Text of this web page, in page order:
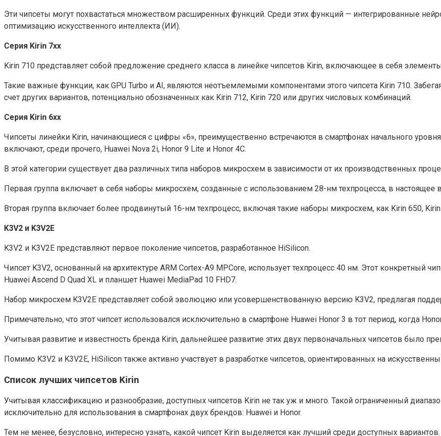
Эти чипсеты могут похвастаться множеством расширенных функций. Среди этих функций — интегрированные
оптимизацию искусственного интеллекта (ИИ).
Серия Kirin 7xx
Kirin 710 представляет собой предложение среднего класса в линейке чипсетов Kirin, включающее в себя
Такие важные функции, как GPU Turbo и AI, являются неотъемлемыми компонентами этого чипсета Kirin 710.
счет других вариантов, потенциально обозначенных как Kirin 712, Kirin 720 или других числовых комбинаций.
Серия Kirin 6xx
Чипсеты линейки Kirin, начинающиеся с цифры «6», преимущественно встречаются в смартфонах начального
включают, среди прочего, Huawei Nova 2i, Honor 9 Lite и Honor 4C.
В этой категории существует два различных типа наборов микросхем в зависимости от их производственных
Первая группа включает в себя наборы микросхем, созданные с использованием 28-нм техпроцесса, в настоящее
Вторая группа включает более продвинутый 16-нм техпроцесс, включая такие наборы микросхем, как Kirin 650,
K3V2 и K3V2E
K3V2 и K3V2E представляют первое поколение чипсетов, разработанное HiSilicon.
Чипсет K3V2, основанный на архитектуре ARM Cortex-A9 MPCore, использует техпроцесс 40 нм. Этот конкретный
Huawei Ascend D Quad XL и планшет Huawei MediaPad 10 FHD7.
Набор микросхем K3V2E представляет собой эволюцию или усовершенствованную версию K3V2, предлагая
Примечательно, что этот чипсет использовался исключительно в смартфоне Huawei Honor 3 в тот период, когда
Учитывая развитие и известность бренда Kirin, дальнейшее развитие этих двух первоначальных чипсетов было
Помимо K3V2 и K3V2E, HiSilicon также активно участвует в разработке чипсетов, ориентированных на
Список лучших чипсетов Kirin
Учитывая классификацию и разнообразие, доступных чипсетов Kirin не так уж и много. Такой ограниченный
исключительно для использования в смартфонах двух брендов: Huawei и Honor.
Тем не менее, безусловно, интересно узнать, какой чипсет Kirin выделяется как лучший среди доступных